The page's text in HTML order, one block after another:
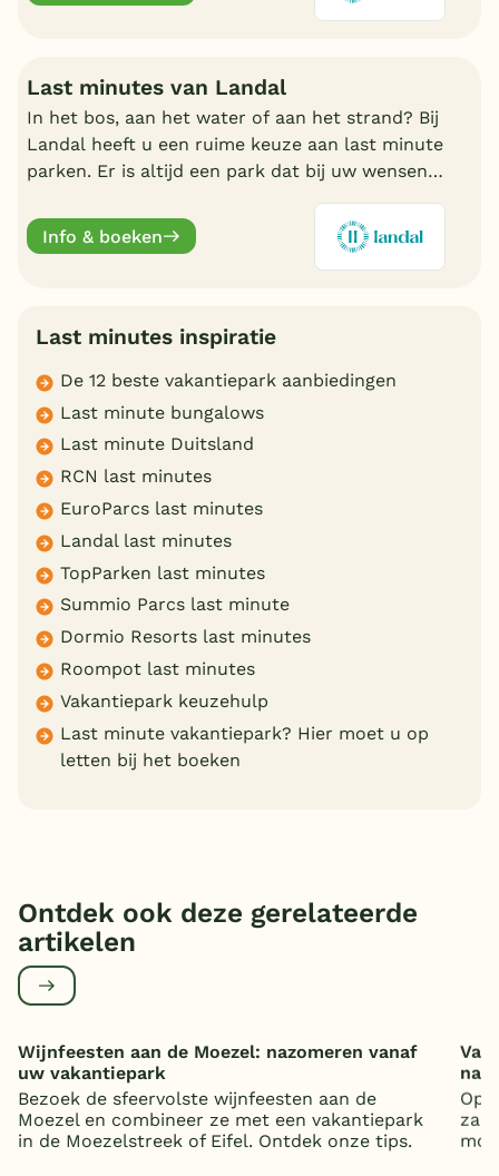
Last minutes van Landal
In het bos, aan het water of aan het strand? Bij
Landal heeft u een ruime keuze aan last minute
parken. Er is altijd een park dat bij uw wensen
online.
Info & boeken
Last minutes inspiratie
De 12 beste vakantiepark aanbiedingen
Last minute bungalows
Last minute Duitsland
RCN last minutes
EuroParcs last minutes
Landal last minutes
TopParken last minutes
Summio Parcs last minute
Dormio Resorts last minutes
Roompot last minutes
Vakantiepark keuzehulp
Last minute vakantiepark? Hier moet u op
letten bij het boeken
Ontdek ook deze gerelateerde
artikelen
Wijnfeesten aan de Moezel: nazomeren vanaf
uw vakantiepark
Bezoek de sfeervolste wijnfeesten aan de
Moezel en combineer ze met een vakantiepark
in de Moezelstreek of Eifel. Ontdek onze tips.
Op